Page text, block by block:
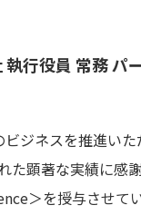
行役員 常務
ジネスを推進いた
た顕著な実績に
＞を授与させて